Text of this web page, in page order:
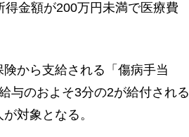
金額が200万円未満で医療費
から支給される「傷病手当
与のおよそ3分の2が給付される
対象となる。